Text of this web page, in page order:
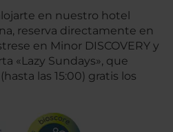
en nuestro hotel
reserva directamente en
en Minor DISCOVERY y
«Lazy Sundays», que
las 15:00) gratis los